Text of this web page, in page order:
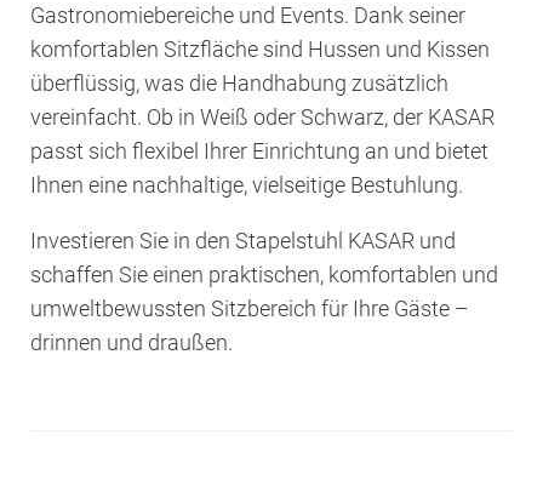
Gastronomiebereiche und Events. Dank seiner
komfortablen Sitzfläche sind Hussen und Kissen
überflüssig, was die Handhabung zusätzlich
vereinfacht. Ob in Weiß oder Schwarz, der KASAR
passt sich flexibel Ihrer Einrichtung an und bietet
Ihnen eine nachhaltige, vielseitige Bestuhlung.
Investieren Sie in den Stapelstuhl KASAR und
schaffen Sie einen praktischen, komfortablen und
umweltbewussten Sitzbereich für Ihre Gäste –
drinnen und draußen.